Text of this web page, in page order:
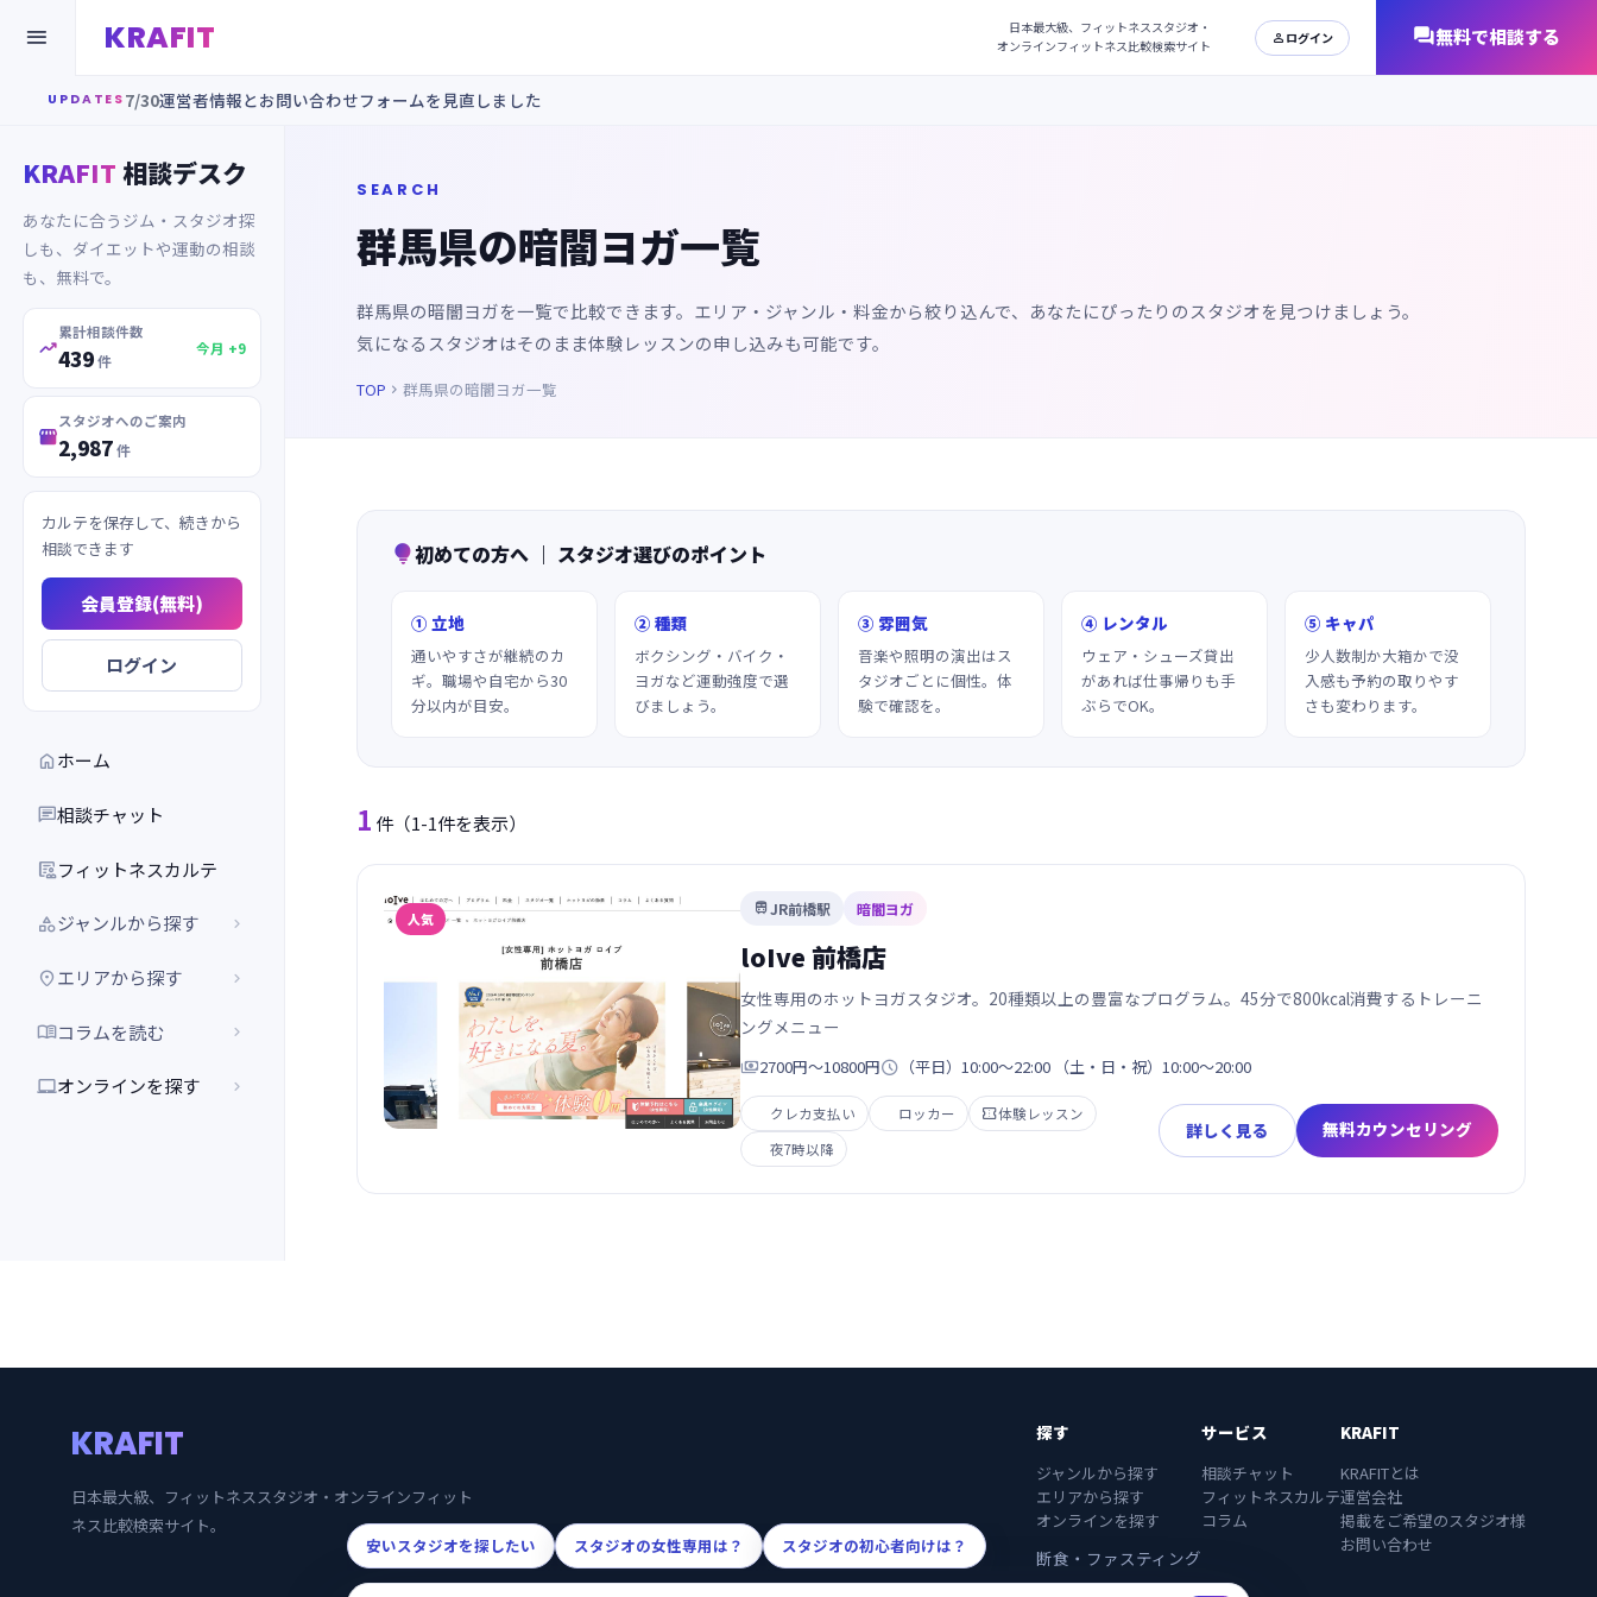
KRAFIT 日本最大級、フィットネススタジオ・
オンラインフィットネス比較検索サイト

UPDATES 7/30運営者情報とお問い合わせフォームを見直しました
KRAFIT 相談デスク
あなたに合うジム・スタジオ探
しも、ダイエットや運動の相談
も、無料で。

累計相談件数
439件
今月 +9

スタジオへのご案内
2,987件
カルテを保存して、続きから
相談できます
会員登録(無料)
ログイン
ホーム
相談チャット
フィットネスカルテ
ジャンルから探す 
エリアから探す 
コラムを読む 
オンラインを探す 
SEARCH
群馬県の暗闇ヨガ一覧
群馬県の暗闇ヨガを一覧で比較できます。エリア・ジャンル・料金から絞り込んで、あなたにぴったりのスタジオを見つけましょう。
気になるスタジオはそのまま体験レッスンの申し込みも可能です。
TOP  群馬県の暗闇ヨガ一覧
初めての方へ ｜ スタジオ選びのポイント
① 立地
通いやすさが継続のカ
ギ。職場や自宅から30
分以内が目安。
② 種類
ボクシング・バイク・
ヨガなど運動強度で選
びましょう。
③ 雰囲気
音楽や照明の演出はス
タジオごとに個性。体
験で確認を。
④ レンタル
ウェア・シューズ貸出
があれば仕事帰りも手
ぶらでOK。
⑤ キャパ
少人数制か大箱かで没
入感も予約の取りやす
さも変わります。
1 件（1-1件を表示）
人気
JR前橋駅 暗闇ヨガ
loIve 前橋店
女性専用のホットヨガスタジオ。20種類以上の豊富なプログラム。45分で800kcal消費するトレーニ
ングメニュー
2700円～10800円 （平日）10:00～22:00 （土・日・祝）10:00～20:00
クレカ支払い ロッカー 体験レッスン
夜7時以降
詳しく見る 無料カウンセリング
KRAFIT
日本最大級、フィットネススタジオ・オンラインフィット
ネス比較検索サイト。
探す
ジャンルから探す
エリアから探す
オンラインを探す
断食・ファスティング
サービス
相談チャット
フィットネスカルテ
コラム
KRAFIT
KRAFITとは
運営会社
掲載をご希望のスタジオ様
お問い合わせ
安いスタジオを探したい スタジオの女性専用は？ スタジオの初心者向けは？